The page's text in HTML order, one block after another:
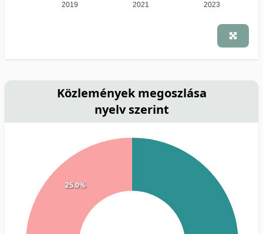
2019 2021 2023
Közlemények megoszlása
nyelv szerint
25.0%